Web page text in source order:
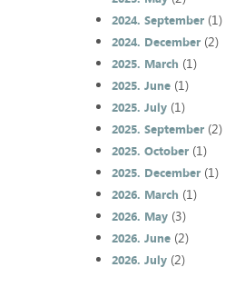
2024. September(1)
2024. December(2)
2025. March (1)
2025. June(1)
2025. July(1)
2025. September(2)
2025. October(1)
2025. December(1)
2026. March (1)
2026. May(3)
2026. June(2)
2026. July(2)